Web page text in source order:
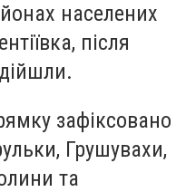
населених
після
зафіксовано
Грушувахи,
та